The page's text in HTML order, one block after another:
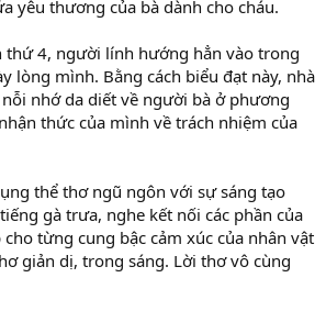
yêu thương của bà dành cho cháu.
thứ 4, người lính hướng hẳn vào trong
lòng mình. Bằng cách biểu đạt này, nhà
nhớ da diết về người bà ở phương
thức của mình về trách nhiệm của
thể thơ ngũ ngôn với sự sáng tạo
gà trưa, nghe kết nối các phần của
từng cung bậc cảm xúc của nhân vật
giản dị, trong sáng. Lời thơ vô cùng